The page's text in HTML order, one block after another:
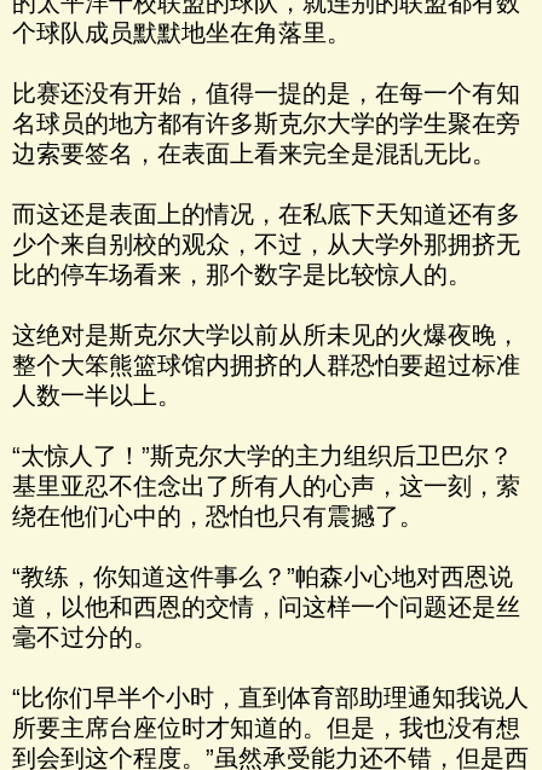
个球队成员默默地坐在角落里。
比赛还没有开始，值得一提的是，在每一个有知
名球员的地方都有许多斯克尔大学的学生聚在旁
边索要签名，在表面上看来完全是混乱无比。
而这还是表面上的情况，在私底下天知道还有多
少个来自别校的观众，不过，从大学外那拥挤无
比的停车场看来，那个数字是比较惊人的。
这绝对是斯克尔大学以前从所未见的火爆夜晚，
整个大笨熊篮球馆内拥挤的人群恐怕要超过标准
人数一半以上。
“太惊人了！”斯克尔大学的主力组织后卫巴尔？
基里亚忍不住念出了所有人的心声，这一刻，萦
绕在他们心中的，恐怕也只有震撼了。
“教练，你知道这件事么？”帕森小心地对西恩说
道，以他和西恩的交情，问这样一个问题还是丝
毫不过分的。
“比你们早半个小时，直到体育部助理通知我说人
所要主席台座位时才知道的。但是，我也没有想
到会到这个程度。”虽然承受能力还不错，但是西